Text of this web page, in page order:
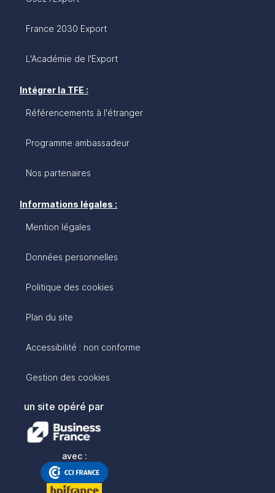
France 2030 Export
L'Académie de l'Export
Intégrer la TFE :
Référencements à l'étranger
Programme ambassadeur
Nos partenaires
Informations légales :
Mention légales
Données personnelles
Politique des cookies
Plan du site
Accessibilité : non conforme
Gestion des cookies
un site opéré par
avec :